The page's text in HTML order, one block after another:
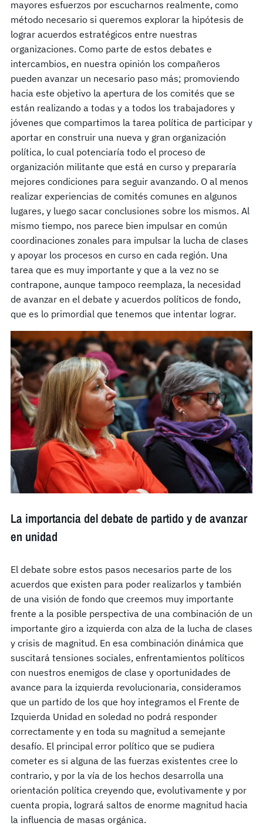
mayores esfuerzos por escucharnos realmente, como
método necesario si queremos explorar la hipótesis de
lograr acuerdos estratégicos entre nuestras
organizaciones. Como parte de estos debates e
intercambios, en nuestra opinión los compañeros
pueden avanzar un necesario paso más; promoviendo
hacia este objetivo la apertura de los comités que se
están realizando a todas y a todos los trabajadores y
jóvenes que compartimos la tarea política de participar y
aportar en construir una nueva y gran organización
política, lo cual potenciaría todo el proceso de
organización militante que está en curso y prepararía
mejores condiciones para seguir avanzando. O al menos
realizar experiencias de comités comunes en algunos
lugares, y luego sacar conclusiones sobre los mismos. Al
mismo tiempo, nos parece bien impulsar en común
coordinaciones zonales para impulsar la lucha de clases
y apoyar los procesos en curso en cada región. Una
tarea que es muy importante y que a la vez no se
contrapone, aunque tampoco reemplaza, la necesidad
de avanzar en el debate y acuerdos políticos de fondo,
que es lo primordial que tenemos que intentar lograr.
La importancia del debate de partido y de avanzar
en unidad
El debate sobre estos pasos necesarios parte de los
acuerdos que existen para poder realizarlos y también
de una visión de fondo que creemos muy importante
frente a la posible perspectiva de una combinación de un
importante giro a izquierda con alza de la lucha de clases
y crisis de magnitud. En esa combinación dinámica que
suscitará tensiones sociales, enfrentamientos políticos
con nuestros enemigos de clase y oportunidades de
avance para la izquierda revolucionaria, consideramos
que un partido de los que hoy integramos el Frente de
Izquierda Unidad en soledad no podrá responder
correctamente y en toda su magnitud a semejante
desafío. El principal error político que se pudiera
cometer es si alguna de las fuerzas existentes cree lo
contrario, y por la vía de los hechos desarrolla una
orientación política creyendo que, evolutivamente y por
cuenta propia, logrará saltos de enorme magnitud hacia
la influencia de masas orgánica.